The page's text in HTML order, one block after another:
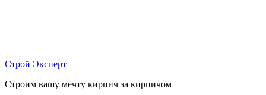
Строй Эксперт
Строим вашу мечту кирпич за кирпичом